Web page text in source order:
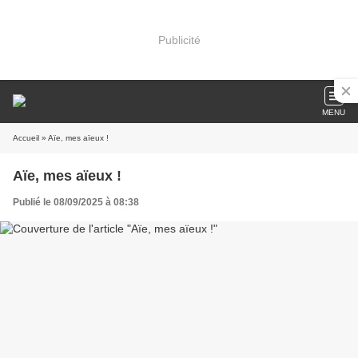
Publicité
MENU
Accueil » Aïe, mes aïeux !
Aïe, mes aïeux !
Publié le 08/09/2025 à 08:38